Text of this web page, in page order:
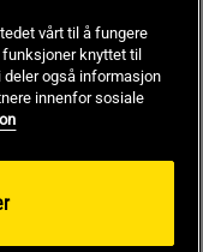
kan det være at
deg. En måte å løse
curls med EZ-baren,
kan ta 5-6 reps,
en annen
vårt til å fungere
knyttet til
deler også informasjon
innenfor sosiale